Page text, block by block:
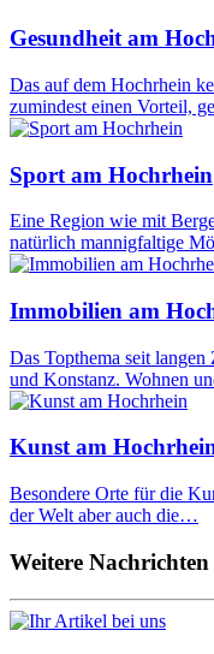
Gesundheit am
Das auf dem Hochrhein
zumindest einen Vorteil,
Sport am Hochrhein
Eine Region wie mit
natürlich mannigfaltige
Immobilien am
Das Topthema seit
und Konstanz. Wohnen
Kunst am
Besondere Orte für die
der Welt aber auch die…
Weitere Nachrichten